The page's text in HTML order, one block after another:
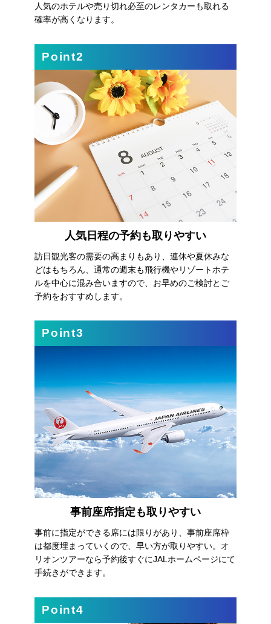
人気のホテルや売り切れ必至のレンタカーも取れる
確率が高くなります。
Point2
人気日程の予約も取りやすい
訪日観光客の需要の高まりもあり、連休や夏休みな
どはもちろん、通常の週末も飛行機やリゾートホテ
ルを中心に混み合いますので、お早めのご検討とご
予約をおすすめします。
Point3
事前座席指定も取りやすい
事前に指定ができる席には限りがあり、事前座席枠
は都度埋まっていくので、早い方が取りやすい。オ
リオンツアーなら予約後すぐにJALホームページにて
手続きができます。
Point4